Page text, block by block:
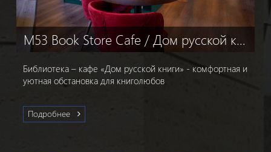
M53 Book Store Cafe / Дом русской книги
Библиотека – кафе «Дом русской книги» - комфортная и
уютная обстановка для книголюбов
Подробнее